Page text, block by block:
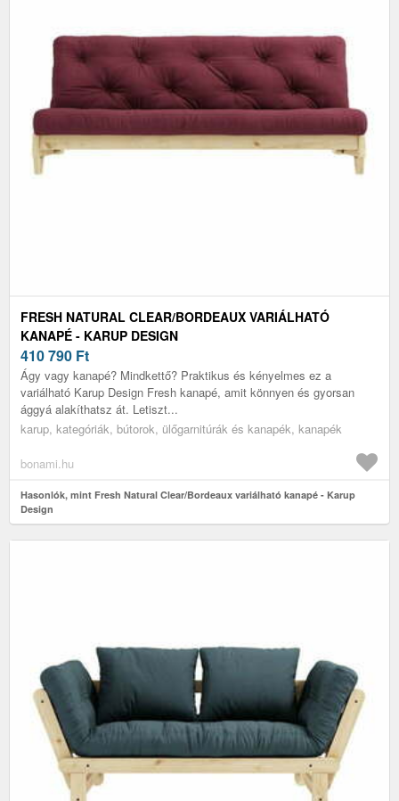
FRESH NATURAL CLEAR/BORDEAUX VARIÁLHATÓ
KANAPÉ - KARUP DESIGN
410 790 Ft
Ágy vagy kanapé? Mindkettő? Praktikus és kényelmes ez a
variálható Karup Design Fresh kanapé, amit könnyen és gyorsan
ággyá alakíthatsz át. Letiszt...
karup, kategóriák, bútorok, ülőgarnitúrák és kanapék, kanapék
bonami.hu
Hasonlók, mint Fresh Natural Clear/Bordeaux variálható kanapé - Karup
Design